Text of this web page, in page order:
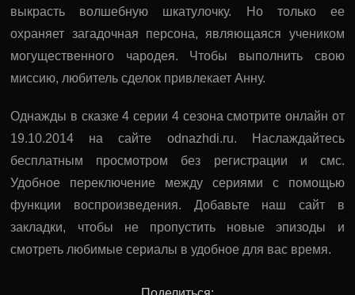
выкрасть волшебную шкатулочку. Но только ее
охраняет загадочная персона, являющаяся учеником
могущественного чародея. Чтобы выполнить свою
миссию, любитель сделок привлекает Анну.
Однажды в сказке 4 серии 4 сезона смотрите онлайн от
19.10.2014 на сайте odnazhdi.ru. Наслаждайтесь
бесплатным просмотром без регистрации и смс.
Удобное переключение между сериями с помощью
функции воспроизведения. Добавьте наш сайт в
закладки, чтобы не пропустить новые эпизоды и
смотреть любимые сериалы в удобное для вас время.